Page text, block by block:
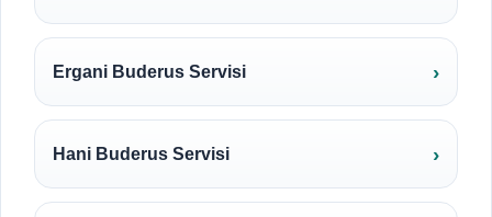
Ergani Buderus Servisi
Hani Buderus Servisi